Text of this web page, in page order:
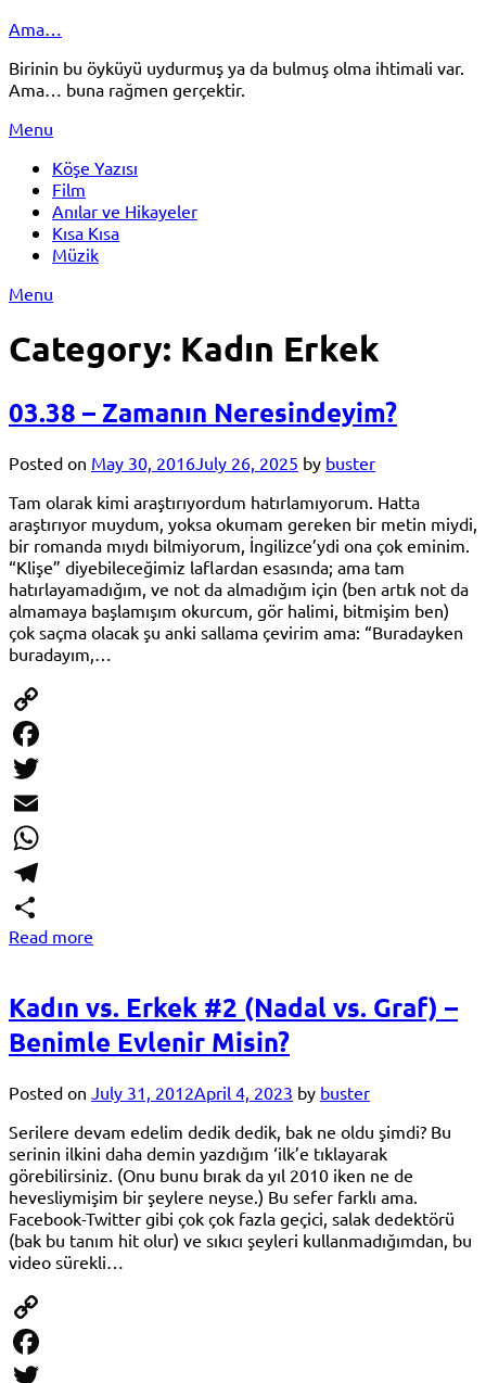
Skip
content
Ama…
Birinin bu öyküyü uydurmuş ya da bulmuş olma ihtimali var.
Ama… buna rağmen gerçektir.
Menu
Köşe Yazısı
Film
Anılar ve Hikayeler
Kısa Kısa
Müzik
Menu
Category: Kadın Erkek
03.38 – Zamanın Neresindeyim?
Posted on May 30, 2016 July 26, 2025 by buster
Tam olarak kimi araştırıyordum hatırlamıyorum. Hatta
araştırıyor muydum, yoksa okumam gereken bir metin miydi,
bir romanda mıydı bilmiyorum, İngilizce’ydi ona çok eminim.
“Klişe” diyebileceğimiz laflardan esasında; ama tam
hatırlayamadığım, ve not da almadığım için (ben artık not da
almamaya başlamışım okurcum, gör halimi, bitmişim ben)
çok saçma olacak şu anki sallama çevirim ama: “Buradayken
buradayım,…
Copy
Link
Facebook
Twitter
Email
WhatsApp
Telegram
Share
Read more
Kadın vs. Erkek #2 (Nadal vs. Graf) –
Benimle Evlenir Misin?
Posted on July 31, 2012April 4, 2023 by buster
Serilere devam edelim dedik dedik, bak ne oldu şimdi? Bu
serinin ilkini daha demin yazdığım ‘ilk’e tıklayarak
görebilirsiniz. (Onu bunu bırak da yıl 2010 iken ne de
hevesliymişim bir şeylere neyse.) Bu sefer farklı ama.
Facebook-Twitter gibi çok çok fazla geçici, salak dedektörü
(bak bu tanım hit olur) ve sıkıcı şeyleri kullanmadığımdan, bu
video sürekli…
Copy
Link
Facebook